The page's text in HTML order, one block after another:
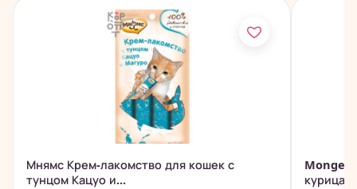
Мнямс Крем-лакомство для кошек с
тунцом Кацуо и...
Monge
курица